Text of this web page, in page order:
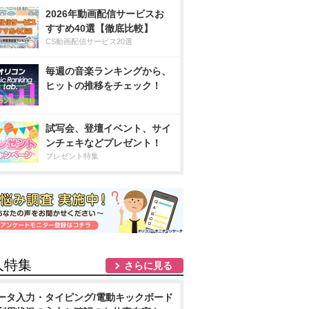
2026年動画配信サービスお
すすめ40選【徹底比較】
CS動画配信サービス20選
毎週の音楽ランキングから、
ヒットの推移をチェック！
試写会、登壇イベント、サイ
ンチェキなどプレゼント！
プレゼント特集
特集 さらに見る
タ入力・タイピング/電動キックボード